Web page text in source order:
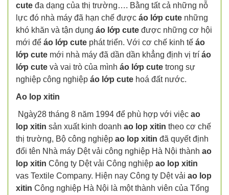
cute đa dạng của thị trường…. Bằng tất cả những nỗ
lực đó nhà máy đã hạn chế được áo lớp cute những
khó khăn và tận dụng áo lớp cute được những cơ hội
mới để áo lớp cute phát triển. Với cơ chế kinh tế áo
lớp cute mới nhà máy đã dần dần khẳng định vị trí áo
lớp cute và vai trò của mình áo lớp cute trong sự
nghiệp công nghiệp áo lớp cute hoá đất nước.
Ao lop xitin
Ngày28 tháng 8 năm 1994 để phù hợp với việc ao
lop xitin sản xuất kinh doanh ao lop xitin theo cơ chế
thị trường, Bộ công nghiệp ao lop xitin đã quyết định
đổi tên Nhà máy Dệt vải công nghiệp Hà Nội thành ao
lop xitin Công ty Dệt vải Công nghiệp ao lop xitin
vas Textile Company. Hiện nay Công ty Dệt vải ao lop
xitin Công nghiệp Hà Nội là một thành viên của Tổng